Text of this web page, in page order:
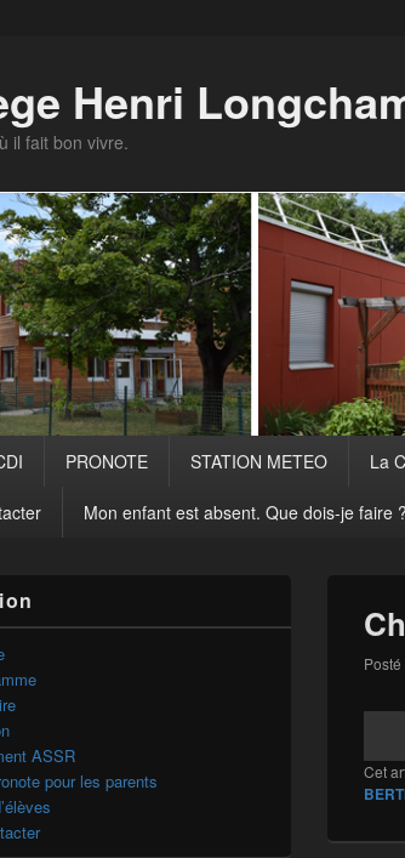
Henri
il fait bon vivre.
PRONOTE STATION METEO La
Mon enfant est absent. Que dois-je faire
Posté
Cet
ASSR
pour les parents